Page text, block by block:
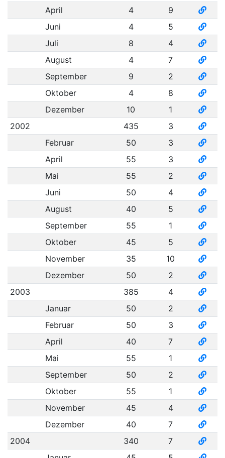
April 4
9
Juni
4
5
Juli
8
4
August
4
7
September
9
2
Oktober
4
8
Dezember
10
1
2002
435
3
Februar
50
3
April
55
3
Mai
55
2
Juni
50
4
August
40
5
September
55
1
Oktober
45
5
November
35
10
Dezember
50
2
2003
385
4
Januar
50
2
Februar
50
3
April
40
7
Mai
55
1
September
50
2
Oktober
55
1
November
45
4
Dezember
40
7
2004
340
7